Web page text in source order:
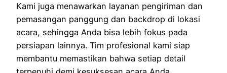
Kami juga menawarkan layanan pengiriman dan
pemasangan panggung dan backdrop di lokasi
acara, sehingga Anda bisa lebih fokus pada
persiapan lainnya. Tim profesional kami siap
membantu memastikan bahwa setiap detail